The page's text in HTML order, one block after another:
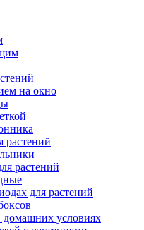
на окно
растений
растений
для растений
домашних условиях